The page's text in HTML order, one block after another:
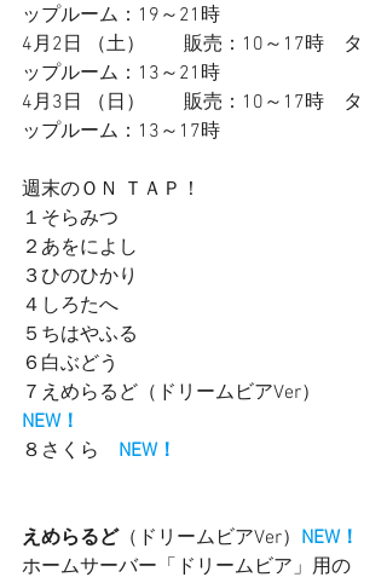
ップルーム：19～ 21時
4月2日 （土）  　  販売：10～17時　タ
ップルーム：13～ 21時
4月3日 （日） 　   販売：10～17時　タ
ップルーム：13～17時
週末のＯＮ ＴＡＰ！
１そらみつ
２あをによし
３ひのひかり
４しろたへ
５ちはやふる
６白ぶどう
７えめらるど（ドリームビアVer）
NEW！
８さくら NEW！
えめらるど（ドリームビアVer） NEW！
ホームサーバー「ドリームビア」用の